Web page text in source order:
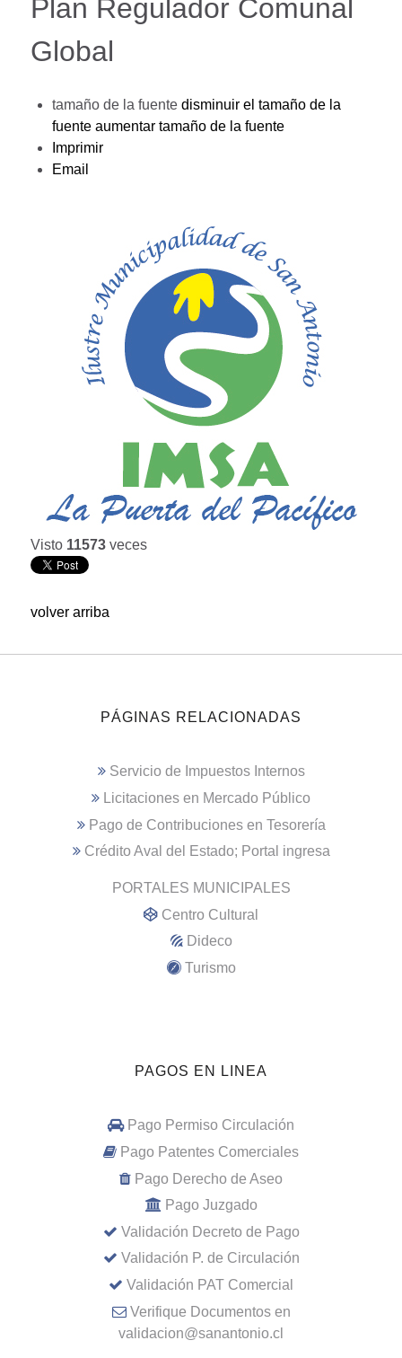
Plan Regulador Comunal
Global
tamaño de la fuente disminuir el tamaño de la
fuente aumentar tamaño de la fuente
Imprimir
Email
Visto 11573 veces
volver arriba
PÁGINAS RELACIONADAS
Servicio de Impuestos Internos
Licitaciones en Mercado Público
Pago de Contribuciones en Tesorería
Crédito Aval del Estado; Portal ingresa
PORTALES MUNICIPALES
Centro Cultural
Dideco
Turismo
PAGOS EN LINEA
Pago Permiso Circulación
Pago Patentes Comerciales
Pago Derecho de Aseo
Pago Juzgado
Validación Decreto de Pago
Validación P. de Circulación
Validación PAT Comercial
Verifique Documentos en
validacion@sanantonio.cl